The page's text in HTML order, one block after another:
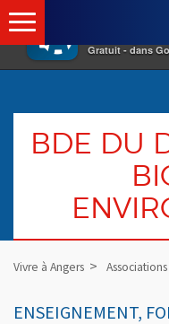
×
Gratuit - dans
BDE DU
Vivre à Angers Associations
ENSEIGNEMENT,